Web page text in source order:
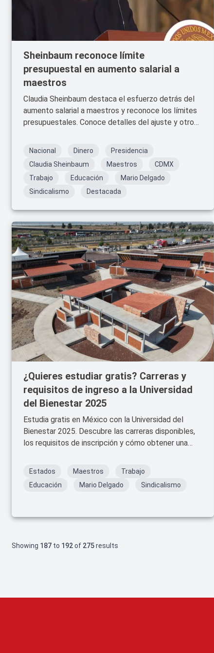
Sheinbaum reconoce límite
presupuestal en aumento salarial a
maestros
Claudia Sheinbaum destaca el esfuerzo detrás del
aumento salarial a maestros y reconoce los límites
presupuestales. Conoce detalles del ajuste y otros
Nacional Dinero
Presidencia
Claudia Sheinbaum
Maestros
CDMX
Trabajo
Educación
Mario Delgado
Sindicalismo
Destacada
¿Quieres estudiar gratis? Carreras y
requisitos de ingreso a la Universidad
del Bienestar 2025
Estudia gratis en México con la Universidad del
Bienestar 2025. Descubre las carreras disponibles,
los requisitos de inscripción y cómo obtener una
Estados Maestros
Trabajo
Educación
Mario Delgado Sindicalismo
Showing 187 to 192of 275results